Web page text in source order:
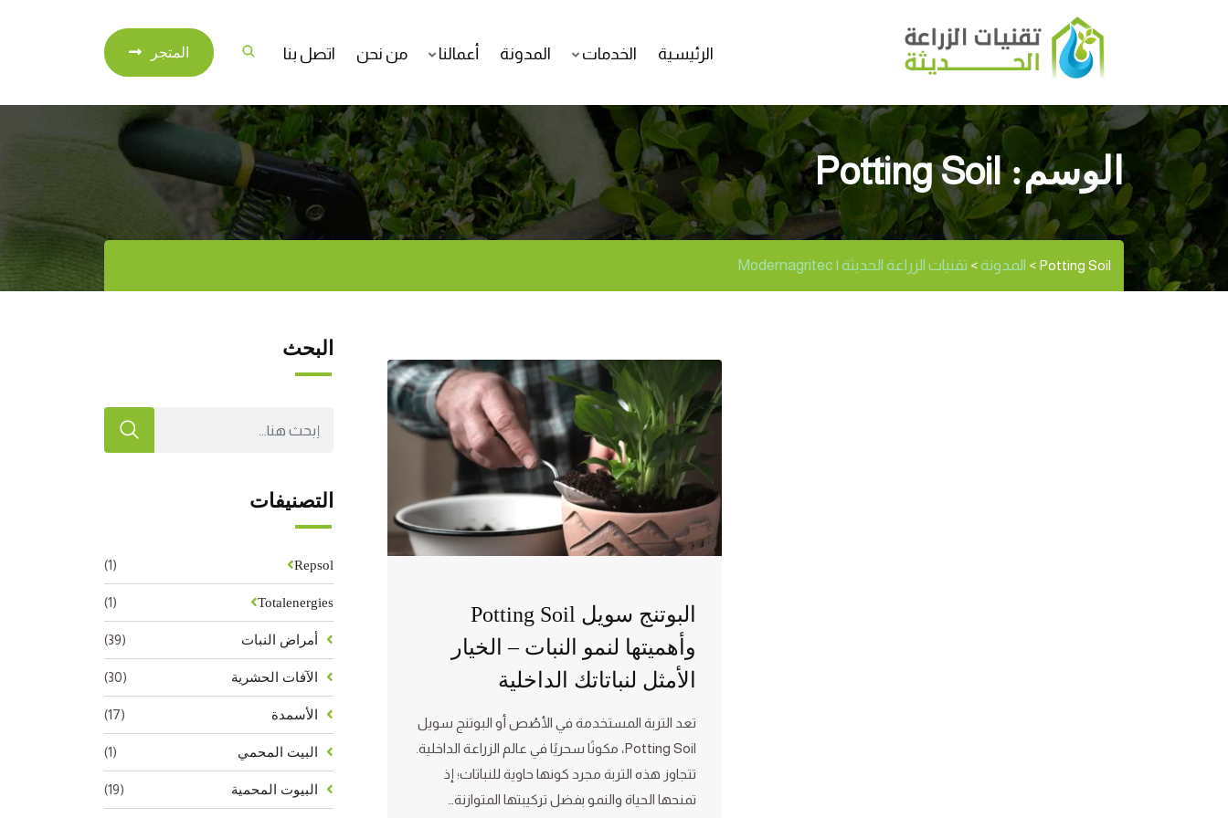
الرئيسية الخدمات المدونة أعمالنا من نحن اتصل بنا المتجر
الوسم:Potting Soil
Potting Soil
> المدونة> تقنيات الزراعة الحديثة | Modernagritec
البوتنج سويل Potting Soil
وأهميتها لنمو النبات – الخيار
الأمثل لنباتاتك الداخلية
تعد التربة المستخدمة في الأصُص أو البوتنج سويل
Potting Soil، مكونًا سحريًا في عالم الزراعة الداخلية.
تتجاوز هذه التربة مجرد كونها حاوية للنباتات؛ إذ
تمنحها الحياة والنمو بفضل تركيبتها المتوازنة…
البحث
التصنيفات
Repsol
(1)
Totalenergies
(1)
أمراض النبات (39)
الآفات الحشرية (30)
الأسمدة (17)
البيت المحمي (1)
البيوت المحمية (19)